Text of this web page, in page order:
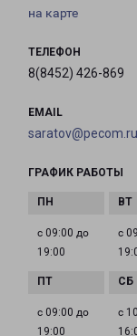
на карте
ТЕЛЕФОН
8(8452) 426-869
EMAIL
saratov@pecom.ru
ГРАФИК РАБОТЫ
с 09:00 до
19:00
с
с 09:00 до
19:00
с